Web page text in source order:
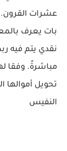
عشرات القرون.
بات يعرف
نقدي يتم فيه
مباشرةً. وفقا
تحويل أموالها
النفيس